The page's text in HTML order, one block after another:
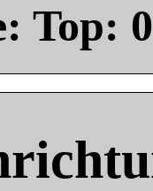
Top: 0